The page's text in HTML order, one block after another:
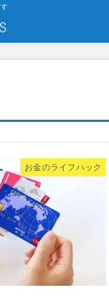
お金のライフハック